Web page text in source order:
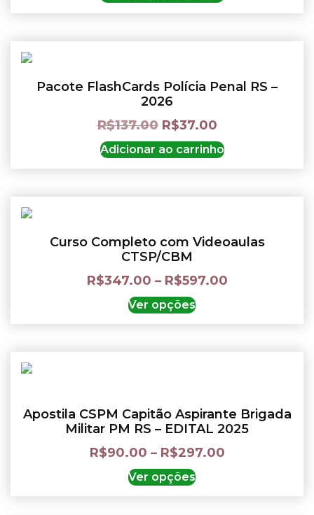
Pacote FlashCards Polícia Penal RS –
2026
R$137.00 R$37.00
Adicionar ao carrinho
Curso Completo com Videoaulas
CTSP/CBM
R$347.00 – R$597.00
Ver opções
Apostila CSPM Capitão Aspirante Brigada
Militar PM RS – EDITAL 2025
R$90.00 – R$297.00
Ver opções